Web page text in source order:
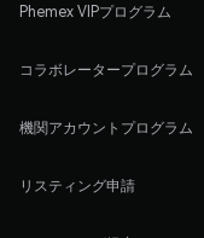
Phemex VIPプログラム
コラボレータープログラム
機関アカウントプログラム
リスティング申請